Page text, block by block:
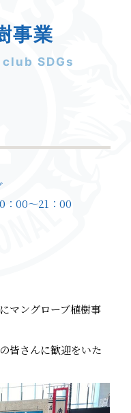
事業
SDGs
：00～21：00
マングローブ植樹事
皆さんに歓迎をいた